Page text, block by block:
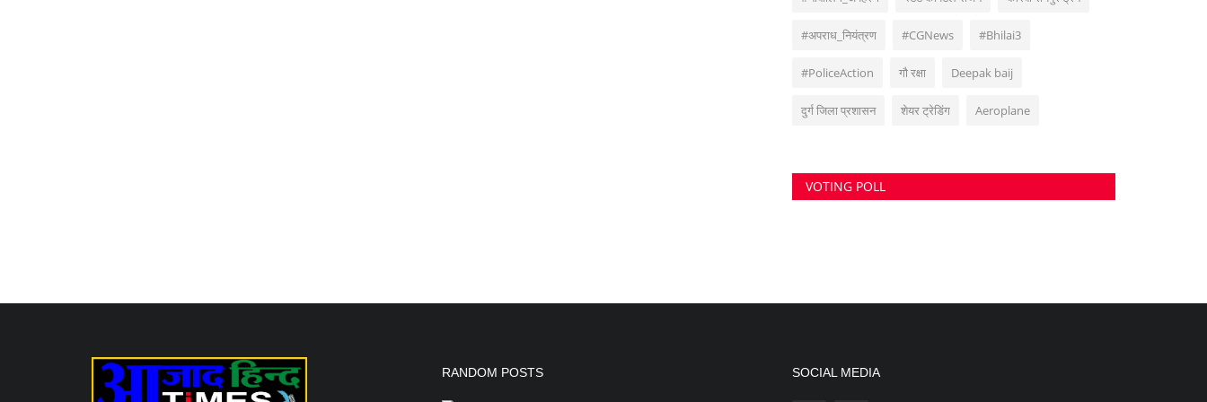
#अपराध_नियंत्रण #CGNews #Bhilai3
#PoliceAction गौ रक्षा Deepak baij
दुर्ग जिला प्रशासन शेयर ट्रेडिंग Aeroplane
VOTING POLL
RANDOM POSTS SOCIAL MEDIA